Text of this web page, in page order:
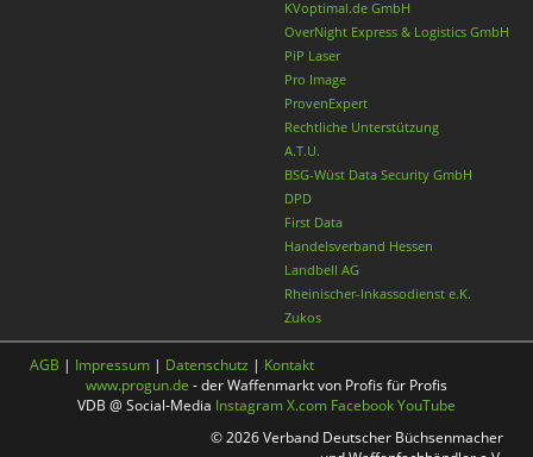
KVoptimal.de GmbH
OverNight Express & Logistics GmbH
PiP Laser
Pro Image
ProvenExpert
Rechtliche Unterstützung
A.T.U.
BSG-Wüst Data Security GmbH
DPD
First Data
Handelsverband Hessen
Landbell AG
Rheinischer-Inkassodienst e.K.
Zukos
AGB | Impressum | Datenschutz | Kontakt
www.progun.de - der Waffenmarkt von Profis für Profis
VDB @ Social-Media InstagramX.com FacebookYouTube
© 2026 Verband Deutscher Büchsenmacher